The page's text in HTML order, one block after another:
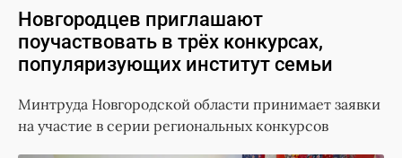
Новгородцев приглашают
поучаствовать в трёх конкурсах,
популяризующих институт семьи
Минтруда Новгородской области принимает заявки
на участие в серии региональных конкурсов